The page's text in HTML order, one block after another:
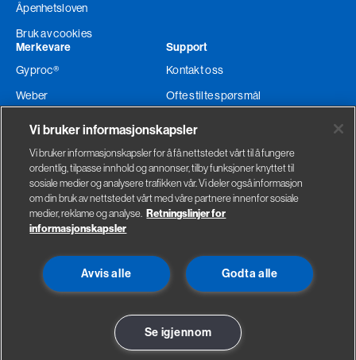
Åpenhetsloven
Bruk av cookies
Merkevare
Gyproc®
Weber
Support
Kontakt oss
Ofte stilte spørsmål
Ordre og levering
Faktura adresse
Gyproc
Habornveien 59
Saint-Gobain Byggevarer
Sandstuveien 68
Se på kart
Vi bruker informasjonskapsler
Vi bruker informasjonskapsler for å få nettstedet vårt til å fungere
ordentlig, tilpasse innhold og annonser, tilby funksjoner knyttet til
sosiale medier og analysere trafikken vår. Vi deler også informasjon
om din bruk av nettstedet vårt med våre partnere innenfor sosiale
medier, reklame og analyse. Retningslinjer for
informasjonskapsler
Godta alle
Avvis alle
Se igjennom